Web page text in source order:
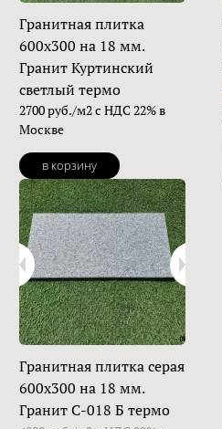
Гранитная плитка
600х300 на 18 мм.
Гранит Куртинский
светлый термо
2700 руб./м2 с НДС 22% в
Москве
в корзину
Гранитная плитка серая
600х300 на 18 мм.
Гранит С-018 Б термо